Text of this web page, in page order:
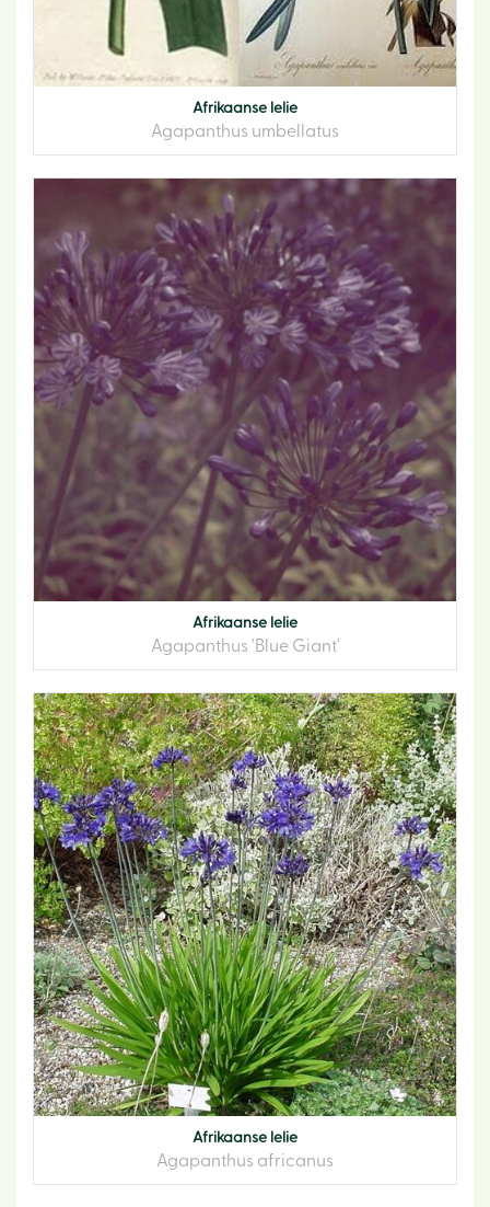
Afrikaanse lelie
Agapanthus umbellatus
Afrikaanse lelie
Agapanthus 'Blue Giant'
Afrikaanse lelie
Agapanthus africanus